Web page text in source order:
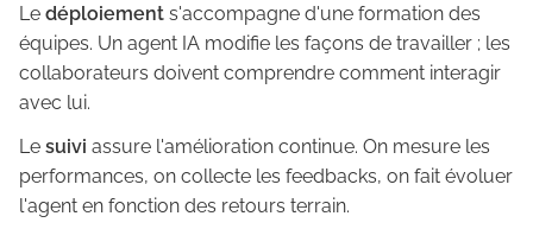
Le déploiement s'accompagne d'une formation des
équipes. Un agent IA modifie les façons de travailler ; les
collaborateurs doivent comprendre comment interagir
avec lui.
Le suivi assure l'amélioration continue. On mesure les
performances, on collecte les feedbacks, on fait évoluer
l'agent en fonction des retours terrain.